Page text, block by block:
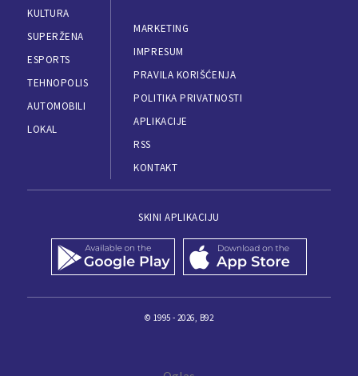
KULTURA
SUPERŽENA
ESPORTS
TEHNOPOLIS
AUTOMOBILI
LOKAL
MARKETING
IMPRESUM
PRAVILA KORIŠĆENJA
POLITIKA PRIVATNOSTI
APLIKACIJE
RSS
KONTAKT
SKINI APLIKACIJU
© 1995 - 2026, B92